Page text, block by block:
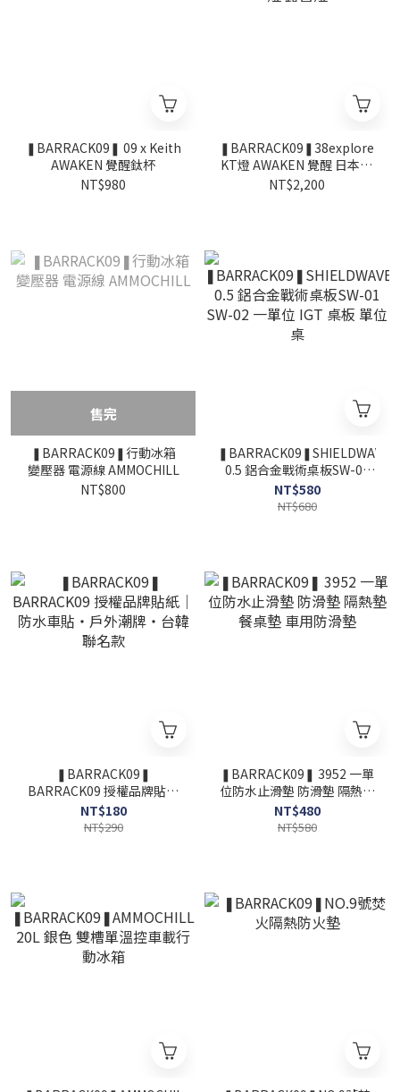
❚BARRACK09❚ 09 x Keith
AWAKEN 覺醒鈦杯
NT$980
❚BARRACK09❚38explore
KT燈 AWAKEN 覺醒 日本38
燈 露營燈
NT$2,200
售完
❚BARRACK09❚行動冰箱
變壓器 電源線 AMMOCHILL
NT$800
❚BARRACK09❚SHIELDWAVE-
0.5 鋁合金戰術桌板SW-01
SW-02 一單位 IGT 桌板 單位
桌
NT$580
NT$680
❚BARRACK09❚
BARRACK09 授權品牌貼紙
｜防水車貼・戶外潮牌・台
韓聯名款
NT$180
NT$290
❚BARRACK09❚ 3952 一單
位防水止滑墊 防滑墊 隔熱墊
餐桌墊 車用防滑墊
NT$480
NT$580